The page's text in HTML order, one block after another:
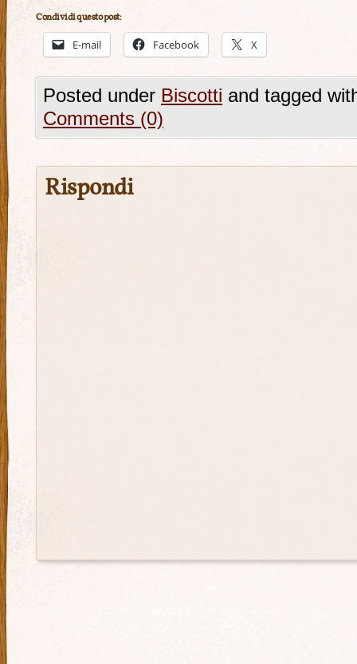
Condividi questo post:
E-mail Facebook X
Posted under Biscotti and tagged
Comments (0)
Rispondi